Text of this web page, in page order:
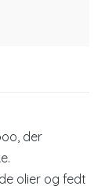
der
olier og fedt